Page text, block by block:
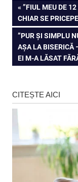
Navigare
în
articole
PREVIOUS
POST:
”FIUL MEU DE
CHIAR SE
NEXT
POST:
”PUR ȘI SIMPLU
AȘA LA BISERICĂ
EI M-A LĂSAT